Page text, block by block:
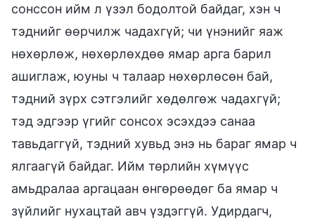
сонссон ийм л үзэл бодолтой байдаг, хэн ч
тэднийг өөрчилж чадахгүй; чи үнэнийг яаж
нөхөрлөж, нөхөрлөхдөө ямар арга барил
ашиглаж, юуны ч талаар нөхөрлөсөн бай,
тэдний зүрх сэтгэлийг хөдөлгөж чадахгүй;
тэд эдгээр үгийг сонсох эсэхдээ санаа
тавьдаггүй, тэдний хувьд энэ нь бараг ямар ч
ялгаагүй байдаг. Ийм төрлийн хүмүүс
амьдралаа аргацаан өнгөрөөдөг ба ямар ч
зүйлийг нухацтай авч үздэггүй. Удирдагч,